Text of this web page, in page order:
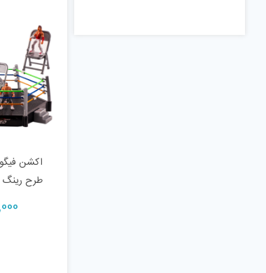
اکشن
طرح رینگ